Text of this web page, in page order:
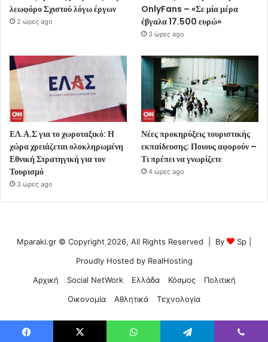
λεωφόρο Σχιστού λόγω έργων
2 ώρες ago
OnlyFans – «Σε μία μέρα
έβγαλα 17.500 ευρώ»
3 ώρες ago
ΕΛ.Α.Σ για το χωροταξικό: Η
χώρα χρειάζεται ολοκληρωμένη
Εθνική Στρατηγική για τον
Τουρισμό
3 ώρες ago
Νέες προκηρύξεις τουριστικής
εκπαίδευσης: Ποιους αφορούν –
Τι πρέπει να γνωρίζετε
4 ώρες ago
Mparaki.gr © Copyright 2026, All Rights Reserved | By Sp
Proudly Hosted by RealHosting
Αρχική
Social NetWork Ελλάδα Κόσμος
Πολιτική
Οικονομία
Αθλητικά Τεχνολογία